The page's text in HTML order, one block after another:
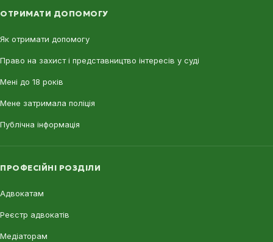
ОТРИМАТИ ДОПОМОГУ
Як отримати допомогу
Право на захист і представництво інтересів у суді
Мені до 18 років
Мене затримала поліція
Публічна інформація
ПРОФЕСІЙНІ РОЗДІЛИ
Адвокатам
Реєстр адвокатів
Медіаторам